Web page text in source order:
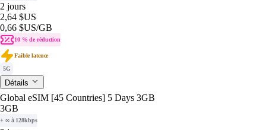
2 jours
2,64 $US
0,66 $US/GB
10 % de réduction
Faible latence
5G
Détails
Global eSIM [45 Countries] 5 Days 3GB
3GB
+ ∞ à 128kbps